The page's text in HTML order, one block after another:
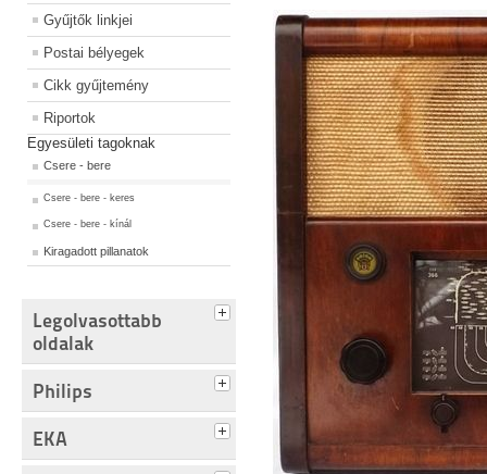
Gyűjtők linkjei
Postai bélyegek
Cikk gyűjtemény
Riportok
Egyesületi tagoknak
Csere - bere
Csere - bere - keres
Csere - bere - kínál
Kiragadott pillanatok
Legolvasottabb
oldalak
Philips
EKA